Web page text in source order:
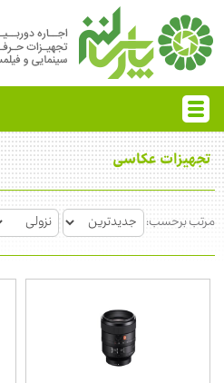
تجهیزات عکاسی
مرتب برحسب: